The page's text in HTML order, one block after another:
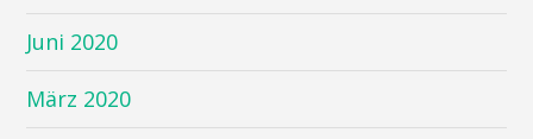
Juni 2020
März 2020